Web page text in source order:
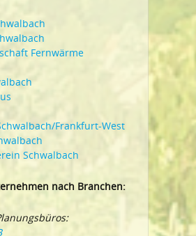
Fernwärme
Frankfurt-West
Schwalbach
nach Branchen: